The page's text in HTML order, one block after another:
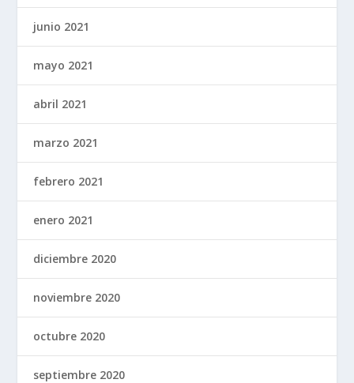
junio 2021
mayo 2021
abril 2021
marzo 2021
febrero 2021
enero 2021
diciembre 2020
noviembre 2020
octubre 2020
septiembre 2020